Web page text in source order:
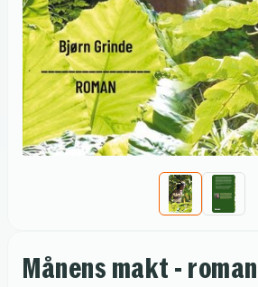
Månens makt - roman